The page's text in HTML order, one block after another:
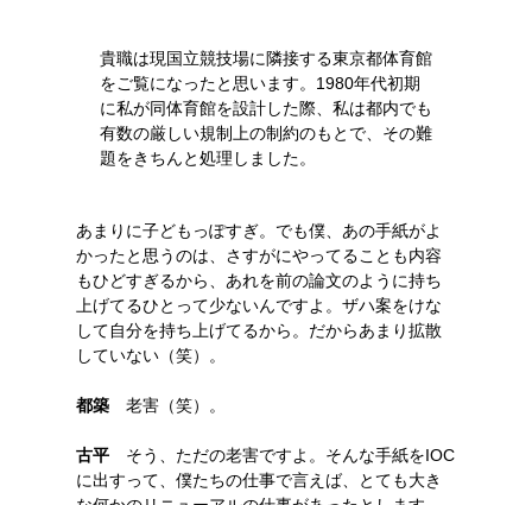
貴職は現国立競技場に隣接する東京都体育館
をご覧になったと思います。1980年代初期
に私が同体育館を設計した際、私は都内でも
有数の厳しい規制上の制約のもとで、その難
題をきちんと処理しました。
あまりに子どもっぽすぎ。でも僕、あの手紙がよ
かったと思うのは、さすがにやってることも内容
もひどすぎるから、あれを前の論文のように持ち
上げてるひとって少ないんですよ。ザハ案をけな
して自分を持ち上げてるから。だからあまり拡散
していない（笑）。
都築 老害（笑）。
古平 そう、ただの老害ですよ。そんな手紙をIOC
に出すって、僕たちの仕事で言えば、とても大き